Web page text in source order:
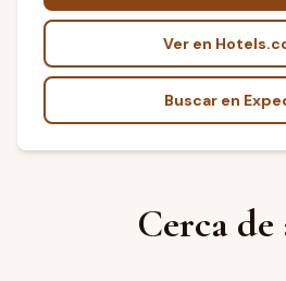
Ver en
Buscar en
Cerca